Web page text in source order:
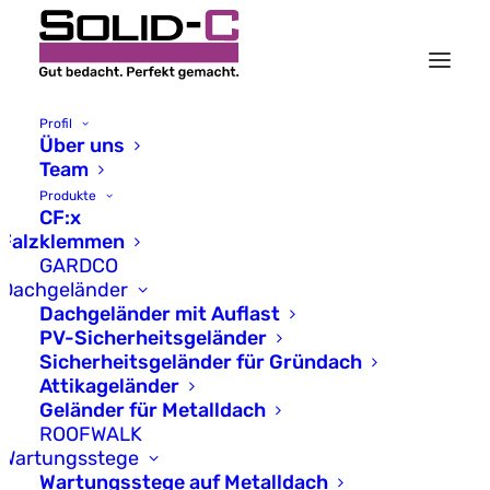
Profil
Über uns
Team
Produkte
CF:x
Falzklemmen
GARDCO
Dachgeländer
Dachgeländer mit Auflast
PV-Sicherheitsgeländer
Sicherheitsgeländer für Gründach
Attikageländer
Geländer für Metalldach
ROOFWALK
Wartungsstege
Wartungsstege auf Metalldach
Neu: GARDCO GREEN
- Sicherheitsgeländer
im Gründach
integriert
5. Juni 2024
Viele Kommunen schreiben die